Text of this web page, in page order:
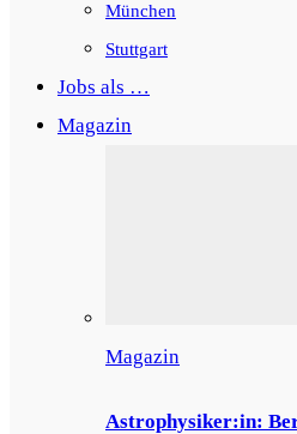
München
Stuttgart
Jobs als …
Magazin
Magazin
Astrophysiker:in: